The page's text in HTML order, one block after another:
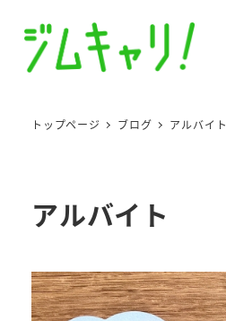
トップページ ブログ アルバイト
アルバイト